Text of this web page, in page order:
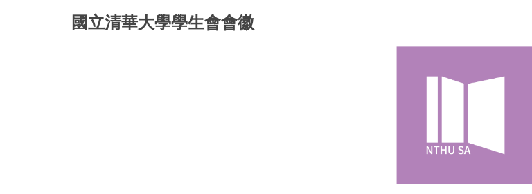
國立清華大學學生會會徽